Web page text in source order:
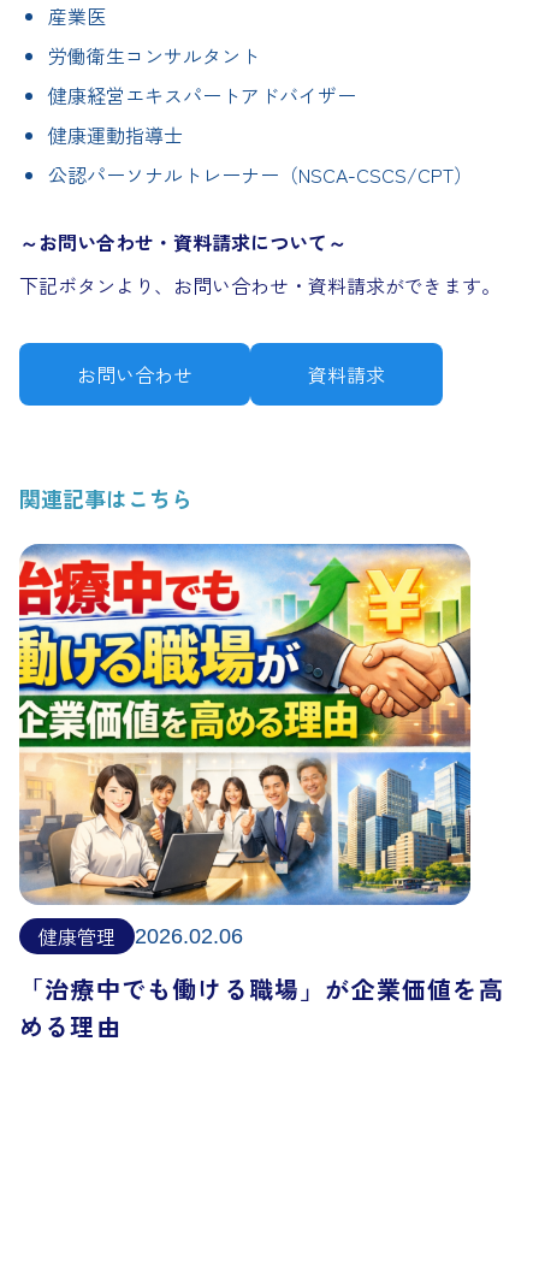
産業医
労働衛生コンサルタント
健康経営エキスパートアドバイザー
健康運動指導士
公認パーソナルトレーナー（NSCA-CSCS/CPT）
～お問い合わせ・資料請求について～
下記ボタンより、お問い合わせ・資料請求ができます。
お問い合わせ 資料請求
関連記事はこちら
健康管理 2026.02.06
「治療中でも働ける職場」が企業価値を高
める理由